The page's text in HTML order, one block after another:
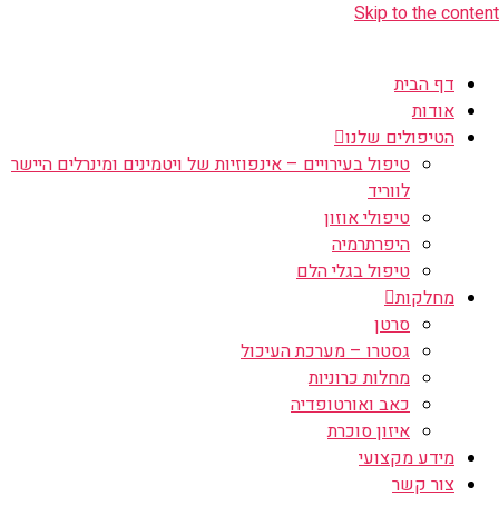
Skip to the content
דף הבית
אודות
הטיפולים שלנו
טיפול בעירויים – אינפוזיות של ויטמינים ומינרלים היישר
לווריד
טיפולי אוזון
היפרתרמיה
טיפול בגלי הלם
מחלקות
סרטן
גסטרו – מערכת העיכול
מחלות כרוניות
כאב ואורטופדיה
איזון סוכרת
מידע מקצועי
צור קשר